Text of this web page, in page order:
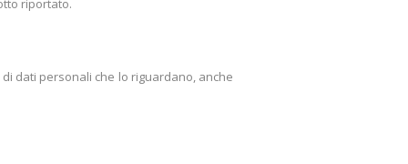
riportato.
dati personali che lo riguardano, anche